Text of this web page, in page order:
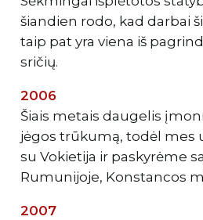
šiandien rodo, kad darbai
taip pat yra viena iš
sričių.
2006
Šiais metais daugelis
jėgos trūkumą, todėl mes
su Vokietija ir paskyrėme
Rumunijoje, Konstancos
2007